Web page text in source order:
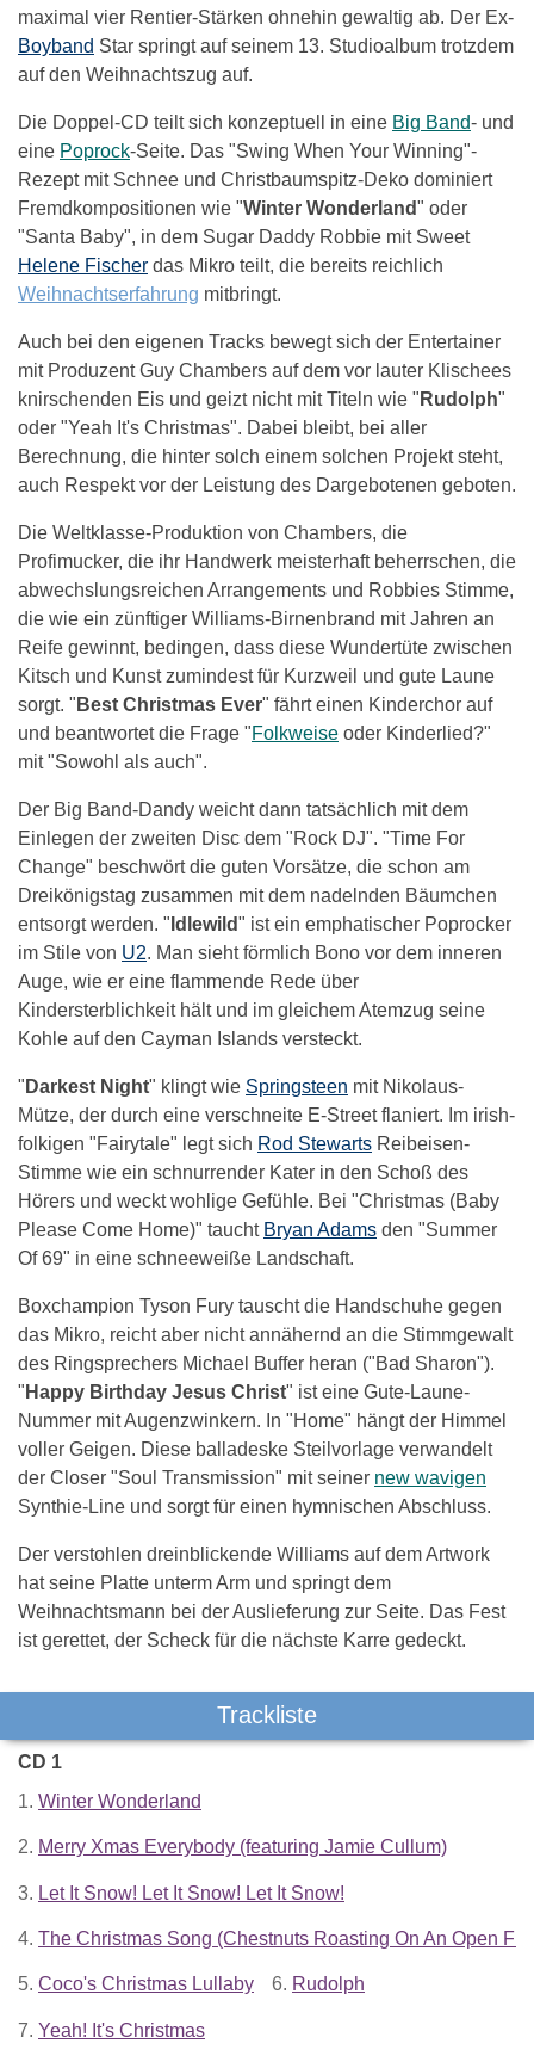
maximal vier Rentier-Stärken ohnehin gewaltig ab. Der Ex-
Boyband Star springt auf seinem 13. Studioalbum trotzdem
auf den Weihnachtszug auf.
Die Doppel-CD teilt sich konzeptuell in eine Big Band- und
eine Poprock-Seite. Das "Swing When Your Winning"-
Rezept mit Schnee und Christbaumspitz-Deko dominiert
Fremdkompositionen wie "Winter Wonderland" oder
"Santa Baby", in dem Sugar Daddy Robbie mit Sweet
Helene Fischer das Mikro teilt, die bereits reichlich
Weihnachtserfahrung mitbringt.
Auch bei den eigenen Tracks bewegt sich der Entertainer
mit Produzent Guy Chambers auf dem vor lauter Klischees
knirschenden Eis und geizt nicht mit Titeln wie " Rudolph"
oder "Yeah It's Christmas". Dabei bleibt, bei aller
Berechnung, die hinter solch einem solchen Projekt steht,
auch Respekt vor der Leistung des Dargebotenen geboten.
Die Weltklasse-Produktion von Chambers, die
Profimucker, die ihr Handwerk meisterhaft beherrschen, die
abwechslungsreichen Arrangements und Robbies Stimme,
die wie ein zünftiger Williams-Birnenbrand mit Jahren an
Reife gewinnt, bedingen, dass diese Wundertüte zwischen
Kitsch und Kunst zumindest für Kurzweil und gute Laune
sorgt. " Best Christmas Ever" fährt einen Kinderchor auf
und beantwortet die Frage "Folkweise oder Kinderlied?"
mit "Sowohl als auch".
Der Big Band-Dandy weicht dann tatsächlich mit dem
Einlegen der zweiten Disc dem "Rock DJ". "Time For
Change" beschwört die guten Vorsätze, die schon am
Dreikönigstag zusammen mit dem nadelnden Bäumchen
entsorgt werden. " Idlewild" ist ein emphatischer Poprocker
im Stile von U2. Man sieht förmlich Bono vor dem inneren
Auge, wie er eine flammende Rede über
Kindersterblichkeit hält und im gleichem Atemzug seine
Kohle auf den Cayman Islands versteckt.
" Darkest Night" klingt wie Springsteen mit Nikolaus-
Mütze, der durch eine verschneite E-Street flaniert. Im irish-
folkigen "Fairytale" legt sich Rod Stewarts Reibeisen-
Stimme wie ein schnurrender Kater in den Schoß des
Hörers und weckt wohlige Gefühle. Bei "Christmas (Baby
Please Come Home)" taucht Bryan Adams den "Summer
Of 69" in eine schneeweiße Landschaft.
Boxchampion Tyson Fury tauscht die Handschuhe gegen
das Mikro, reicht aber nicht annähernd an die Stimmgewalt
des Ringsprechers Michael Buffer heran ("Bad Sharon").
" Happy Birthday Jesus Christ" ist eine Gute-Laune-
Nummer mit Augenzwinkern. In "Home" hängt der Himmel
voller Geigen. Diese balladeske Steilvorlage verwandelt
der Closer "Soul Transmission" mit seiner new wavigen
Synthie-Line und sorgt für einen hymnischen Abschluss.
Der verstohlen dreinblickende Williams auf dem Artwork
hat seine Platte unterm Arm und springt dem
Weihnachtsmann bei der Auslieferung zur Seite. Das Fest
ist gerettet, der Scheck für die nächste Karre gedeckt.
Trackliste
CD 1
1. Winter Wonderland
2. Merry Xmas Everybody (featuring Jamie Cullum)
3. Let It Snow! Let It Snow! Let It Snow!
4. The Christmas Song (Chestnuts Roasting On An Open
5. Coco's Christmas Lullaby 6. Rudolph
7. Yeah! It's Christmas